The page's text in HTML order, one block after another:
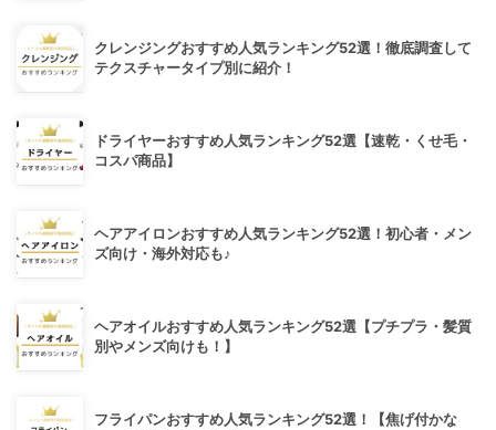
クレンジングおすすめ人気ランキング52選！徹底調査して
テクスチャータイプ別に紹介！
ドライヤーおすすめ人気ランキング52選【速乾・くせ毛・
コスパ商品】
ヘアアイロンおすすめ人気ランキング52選！初心者・メン
ズ向け・海外対応も♪
ヘアオイルおすすめ人気ランキング52選【プチプラ・髪質
別やメンズ向けも！】
フライパンおすすめ人気ランキング52選！【焦げ付かな